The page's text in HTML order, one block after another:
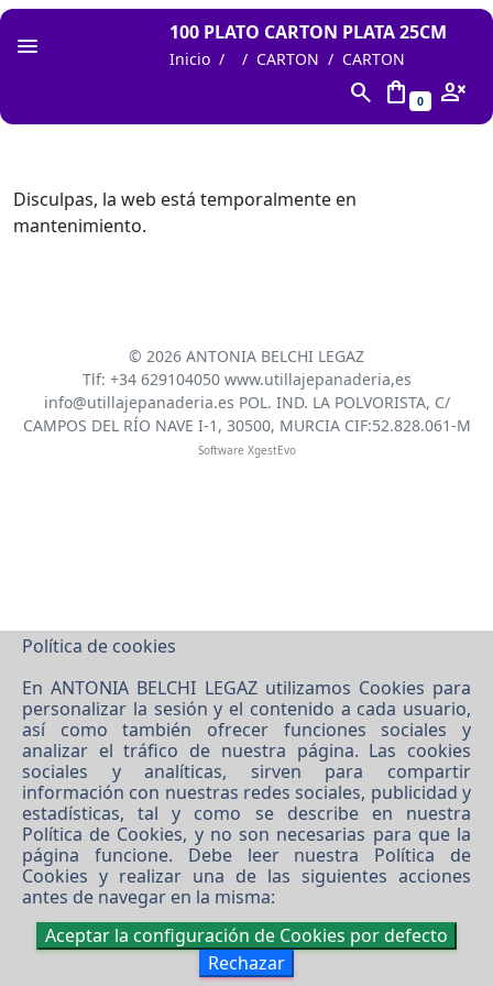
100 PLATO CARTON PLATA 25CM
Inicio CARTON CARTON
search shopping_bag 0 person_cancel
Disculpas, la web está temporalmente en
mantenimiento.
© 2026 ANTONIA BELCHI LEGAZ
Tlf: +34 629104050 www.utillajepanaderia,es
info@utillajepanaderia.es POL. IND. LA POLVORISTA, C/
CAMPOS DEL RÍO NAVE I-1, 30500, MURCIA CIF:52.828.061-M
Software XgestEvo
Política de cookies
En ANTONIA BELCHI LEGAZ utilizamos Cookies para
personalizar la sesión y el contenido a cada usuario,
así como también ofrecer funciones sociales y
analizar el tráfico de nuestra página. Las cookies
sociales y analíticas, sirven para compartir
información con nuestras redes sociales, publicidad y
estadísticas, tal y como se describe en nuestra
Política de Cookies, y no son necesarias para que la
página funcione. Debe leer nuestra Política de
Cookies y realizar una de las siguientes acciones
antes de navegar en la misma:
Aceptar la configuración de Cookies por defecto
Rechazar